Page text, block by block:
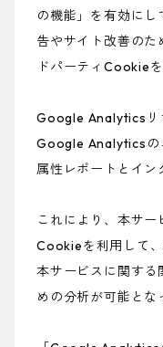
の機能」を有効に
告やサイト改善の
ドパーティCookie
Google Analyticsリ
Google Analyticsの
属性レポートとイン
これにより、本サ
Cookieを利用して
本サービスに関する
めの分析が可能とな